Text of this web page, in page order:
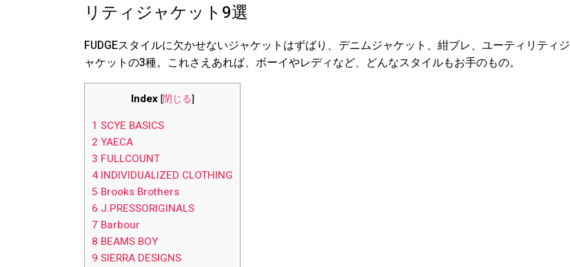
リティジャケット9選
FUDGEスタイルに欠かせないジャケットはずばり、デニムジャケット、紺ブレ、ユーティリティジ
ャケットの3種。これさえあれば、ボーイやレディなど、どんなスタイルもお手のもの。
Index [閉じる]
1 SCYE BASICS
2 YAECA
3 FULLCOUNT
4 INDIVIDUALIZED CLOTHING
5 Brooks Brothers
6 J.PRESSORIGINALS
7 Barbour
8 BEAMS BOY
9 SIERRA DESIGNS